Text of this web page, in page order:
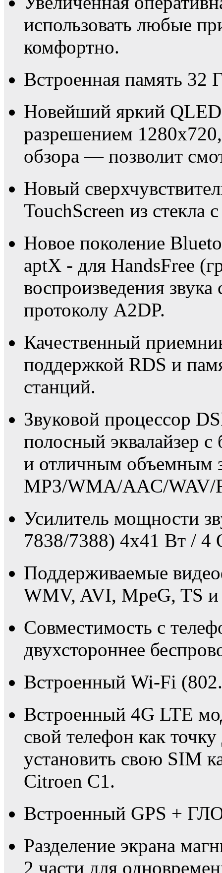
использовать любые
комфортно.
Встроенная память 32
Новейший яркий
разрешением
обзора — позволит
Новый
TouchScreen из стекла
Новое поколение
aptX - для HandsFree
воспроизведения
протоколу A2DP.
Качественный
поддержкой RDS и
станций.
Звуковой процессор
полосный эквалайзер
и отличным объемным
MP3/WMA/AAC/WAV/
Усилитель мощности
7838/7388) 4x41 Вт / 4
Поддерживаемые
WMV, AVI, MpeG, TS и
Совместимость с
двухстороннее
Встроенный Wi-Fi
Встроенный 4G LTE
свой телефон как
установить свою SIM
Citroen C1.
Встроенный GPS +
Разделение экрана
2 части для